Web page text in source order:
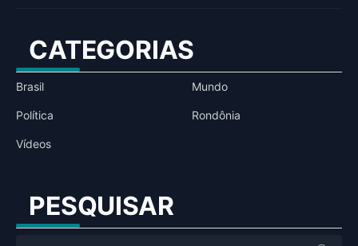
CATEGORIAS
Brasil Mundo
Política Rondônia
Vídeos
PESQUISAR